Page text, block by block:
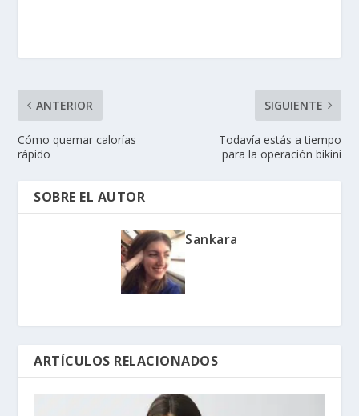
ANTERIOR
Cómo quemar calorías
rápido
SIGUIENTE
Todavía estás a tiempo
para la operación bikini
SOBRE EL AUTOR
Sankara
ARTÍCULOS RELACIONADOS